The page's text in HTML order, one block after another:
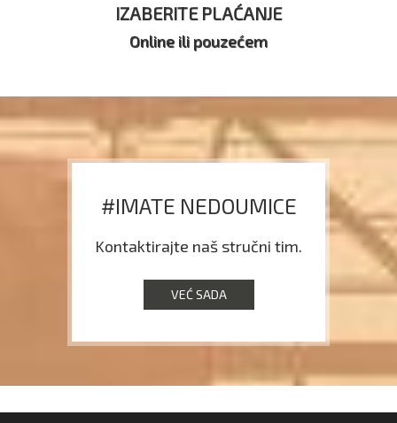
IZABERITE PLAĆANJE
Online ili pouzećem
#IMATE NEDOUMICE
Kontaktirajte naš stručni tim.
VEĆ SADA